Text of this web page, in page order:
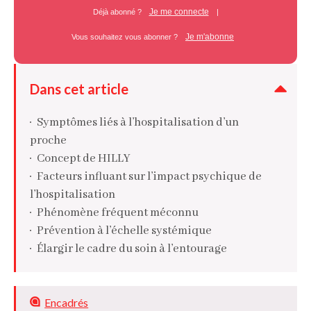
Déjà abonné ? Je me connecte |
Vous souhaitez vous abonner ? Je m'abonne
Dans cet article
Symptômes liés à l’hospitalisation d’un
proche
Concept de HILLY
Facteurs influant sur l’impact psychique de
l’hospitalisation
Phénomène fréquent méconnu
Prévention à l’échelle systémique
Élargir le cadre du soin à l’entourage
Encadrés